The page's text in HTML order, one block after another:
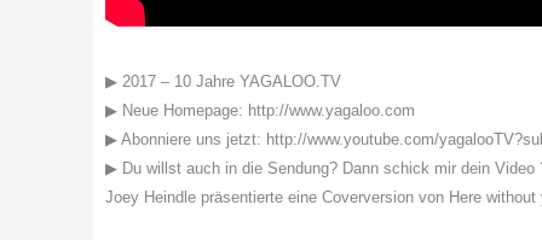
▶ 2017 – 10 Jahre YAGALOO.TV
▶ Neue Homepage: http://www.yagaloo.com
▶ Abonniere uns jetzt: http://www.youtube.com/
▶ Du willst auch in die Sendung? Dann schick mir dein Video
Joey Heindle präsentierte eine Coverversion von Here